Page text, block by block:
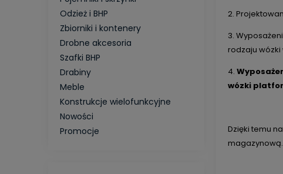
Odzież i BHP
Zbiorniki i kontenery
Drobne akcesoria
Szafki BHP
Drabiny
Meble
Konstrukcje wielofunkcyjne
Nowości
Promocje
2.
3.
rodzaju wózki
4.
wózki
Dzięki temu
magazynową.